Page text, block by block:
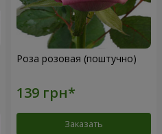
Роза розовая (поштучно)
Заказать